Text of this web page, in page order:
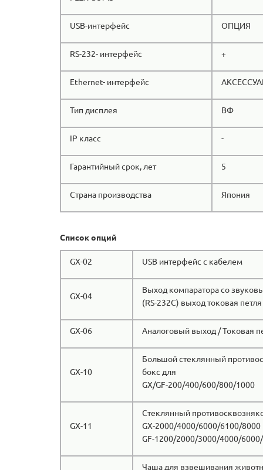
USB-интерфейс ОПЦИЯ
RS-232- интерфейс +
Ethernet- интерфейс
Тип дисплея ВФ
IP класс -
Гарантийный срок, лет 5
Страна производства Япония
Список опций
GX-02 USB интерфейс с кабелем
GX-04
Выход компаратора со
(RS-232C) выход токовая петля
GX-06 Аналоговый выход / Токовая
GX-10
Большой стеклянный
бокс для
GX/GF-200/400/600/800/1000
GX-11
Стеклянный
GX-2000/4000/6000/6100/
GF-1200/2000/3000/4000/
Чаша для взвешивания